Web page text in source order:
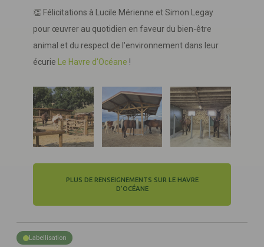
👏 Félicitations à Lucile Mérienne et Simon Legay
pour œuvrer au quotidien en faveur du bien-être
animal et du respect de l'environnement dans leur
écurie
Le Havre d'Océane !
PLUS DE RENSEIGNEMENTS SUR LE HAVRE
D'OCÉANE
Labellisation